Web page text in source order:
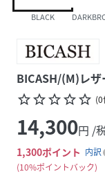
BLACK
BICASH/(M)レザ
star_borderstar_borderstar_borderstar_borderstar_border (0
14,300円 /
1,300ポイント 内訳
10%ポイントバック